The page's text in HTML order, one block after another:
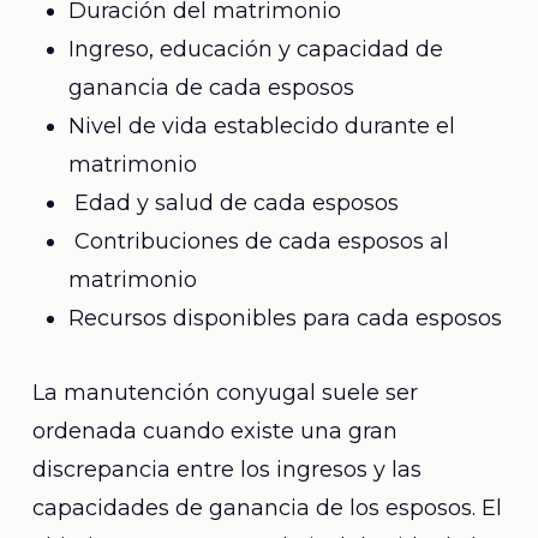
Duración del matrimonio
Ingreso, educación y capacidad de
ganancia de cada esposos
Nivel de vida establecido durante el
matrimonio
Edad y salud de cada esposos
Contribuciones de cada esposos al
matrimonio
Recursos disponibles para cada esposos
La manutención conyugal suele ser
ordenada cuando existe una gran
discrepancia entre los ingresos y las
capacidades de ganancia de los esposos. El